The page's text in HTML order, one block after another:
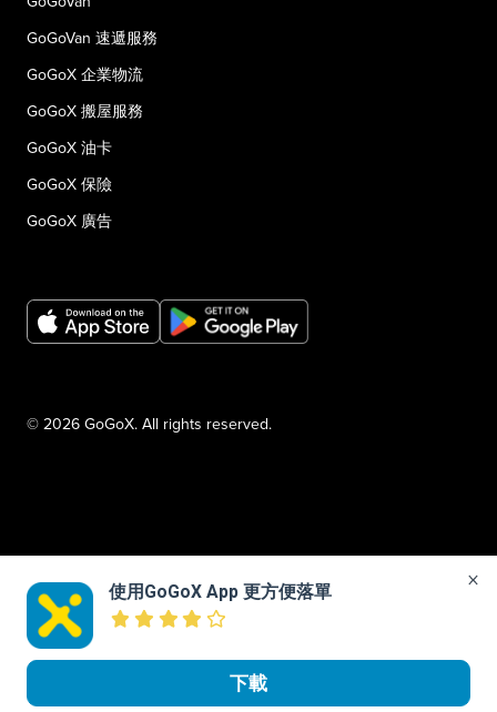
GoGoVan 速遞服務
GoGoX 企業物流
GoGoX 搬屋服務
GoGoX 油卡
GoGoX 保險
GoGoX 廣告
© 2026 GoGoX. All rights reserved.
使用GoGoX App 更方便落單
下載